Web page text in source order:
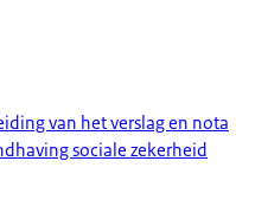
van het verslag en nota
sociale zekerheid